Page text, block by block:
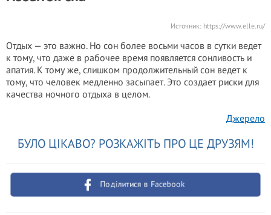
Источник: https://www.elle.ru/
Отдых — это важно. Но сон более восьми часов в сутки ведет
к тому, что даже в рабочее время появляется сонливость и
апатия. К тому же, слишком продолжительный сон ведет к
тому, что человек медленно засыпает. Это создает риски для
качества ночного отдыха в целом.
Джерело
БУЛО ЦІКАВО? РОЗКАЖІТЬ ПРО ЦЕ ДРУЗЯМ!
Поділитися в Facebook